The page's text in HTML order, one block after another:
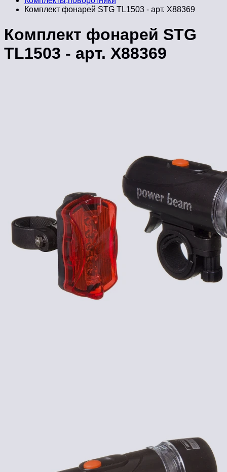
Комплект фонарей STG TL1503 - арт. Х88369
Комплект фонарей STG
TL1503 - арт. Х88369